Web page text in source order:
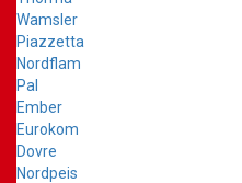
Wamsler
Piazzetta
Nordflam
Pal
Ember
Eurokom
Dovre
Nordpeis